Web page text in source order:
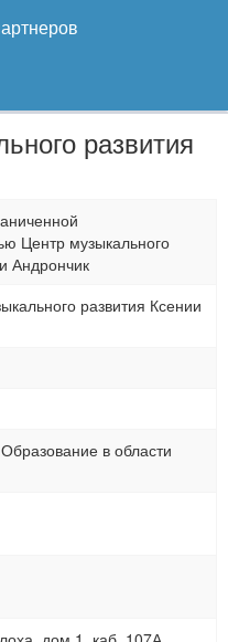
развития
Центр музыкального
Андрончик
развития Ксении
в области